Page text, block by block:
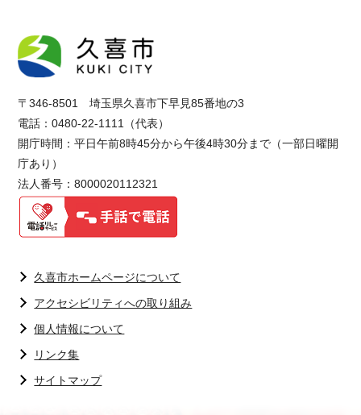
〒346-8501 埼玉県久喜市下早見85番地の3
電話：0480-22-1111（代表）
開庁時間：平日午前8時45分から午後4時30分まで（一部日曜開
庁あり）
法人番号：8000020112321
久喜市ホームページについて
アクセシビリティへの取り組み
個人情報について
リンク集
サイトマップ